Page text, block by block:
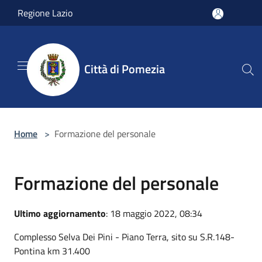
Salta al contenuto principale
Regione Lazio
Città di Pomezia
Home > Formazione del personale
Formazione del personale
Ultimo aggiornamento: 18 maggio 2022, 08:34
Complesso Selva Dei Pini - Piano Terra, sito su S.R.148-
Pontina km 31.400